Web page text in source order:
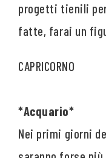
progetti tienili
fatte, farai un
*Acquario*
Nei primi giorni